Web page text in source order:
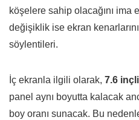
köşelere sahip olacağını ima
değişiklik ise ekran
söylentileri.
İç ekranla ilgili olarak, 7.6
panel aynı boyutta kalacak
boy oranı sunacak. Bu